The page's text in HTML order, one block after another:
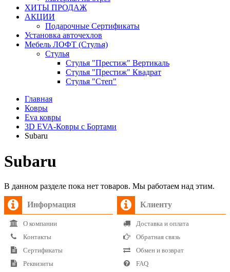
ХИТЫ ПРОДАЖ
АКЦИИ
Подарочные Сертификаты
Установка авточехлов
Мебель ЛОФТ (Стулья)
Стулья
Стулья "Престиж" Вертикаль
Стулья "Престиж" Квадрат
Стулья "Степ"
Главная
Ковры
Eva ковры
3D EVA-Ковры с Бортами
Subaru
Subaru
В данном разделе пока нет товаров. Мы работаем над этим.
Информация
О компании
Контакты
Сертификаты
Реквизиты
Клиенту
Доставка и оплата
Обратная связь
Обмен и возврат
FAQ